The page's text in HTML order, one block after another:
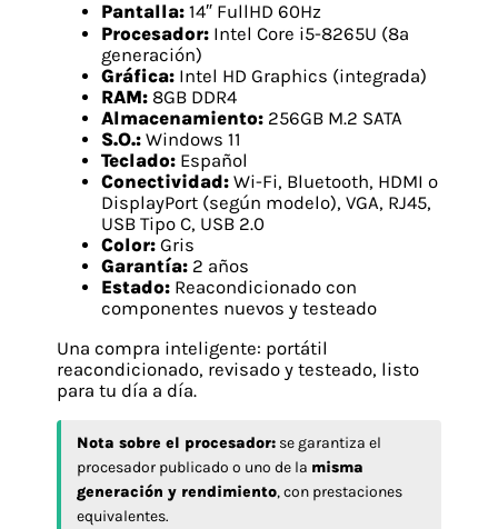
Pantalla: 14″ FullHD 60Hz
Procesador: Intel Core i5-8265U (8ª
generación)
Gráfica: Intel HD Graphics (integrada)
RAM: 8GB DDR4
Almacenamiento: 256GB M.2 SATA
S.O.: Windows 11
Teclado: Español
Conectividad: Wi-Fi, Bluetooth, HDMI o
DisplayPort (según modelo), VGA, RJ45,
USB Tipo C, USB 2.0
Color: Gris
Garantía: 2 años
Estado: Reacondicionado con
componentes nuevos y testeado
Una compra inteligente: portátil
reacondicionado, revisado y testeado, listo
para tu día a día.
Nota sobre el procesador: se garantiza el
procesador publicado o uno de la misma
generación y rendimiento, con prestaciones
equivalentes.